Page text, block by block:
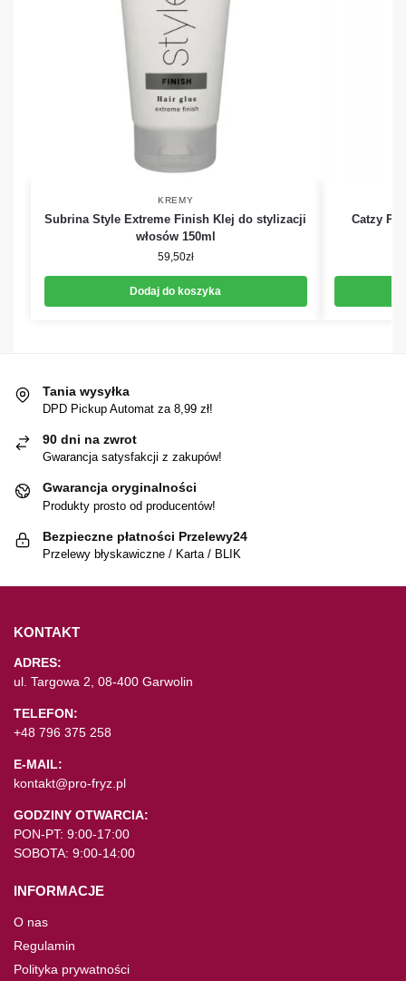
KREMY
Subrina Style Extreme Finish Klej do stylizacji
włosów 150ml
59,50zł
Dodaj do koszyka
Catzy
Tania wysyłka
DPD Pickup Automat za 8,99 zł!
90 dni na zwrot
Gwarancja satysfakcji z zakupów!
Gwarancja oryginalności
Produkty prosto od producentów!
Bezpieczne płatności Przelewy24
Przelewy błyskawiczne / Karta / BLIK
KONTAKT
ADRES:
ul. Targowa 2, 08-400 Garwolin
TELEFON:
+48 796 375 258
E-MAIL:
kontakt@pro-fryz.pl
GODZINY OTWARCIA:
PON-PT: 9:00-17:00
SOBOTA: 9:00-14:00
INFORMACJE
O nas
Regulamin
Polityka prywatności